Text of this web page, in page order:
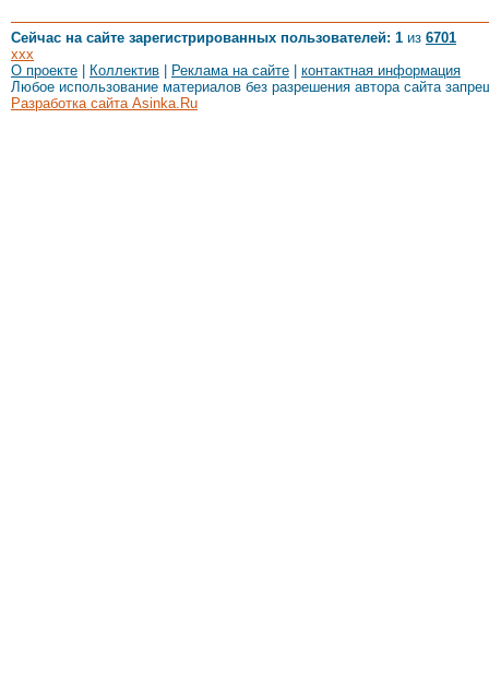
Сейчас на сайте зарегистрированных пользователей: 1 из 6701
xxx
О проекте
Коллектив Реклама на сайте
контактная информация
Любое использование материалов без разрешения автора сайта
Разработка сайта Asinka.Ru